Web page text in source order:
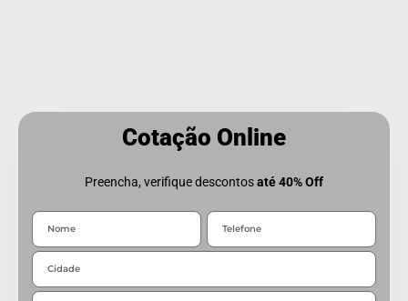
Cotação Online
Preencha, verifique descontosaté 40% Off